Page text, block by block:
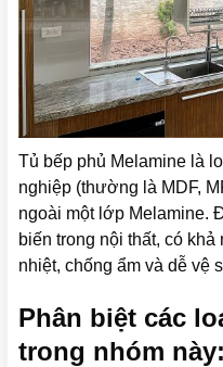
Tủ bếp phủ Melamine là
nghiệp (thường là MDF,
ngoài một lớp Melamine.
biến trong nội thất, có
nhiệt, chống ẩm và dễ vệ
Phân biệt các
trong nhóm này: